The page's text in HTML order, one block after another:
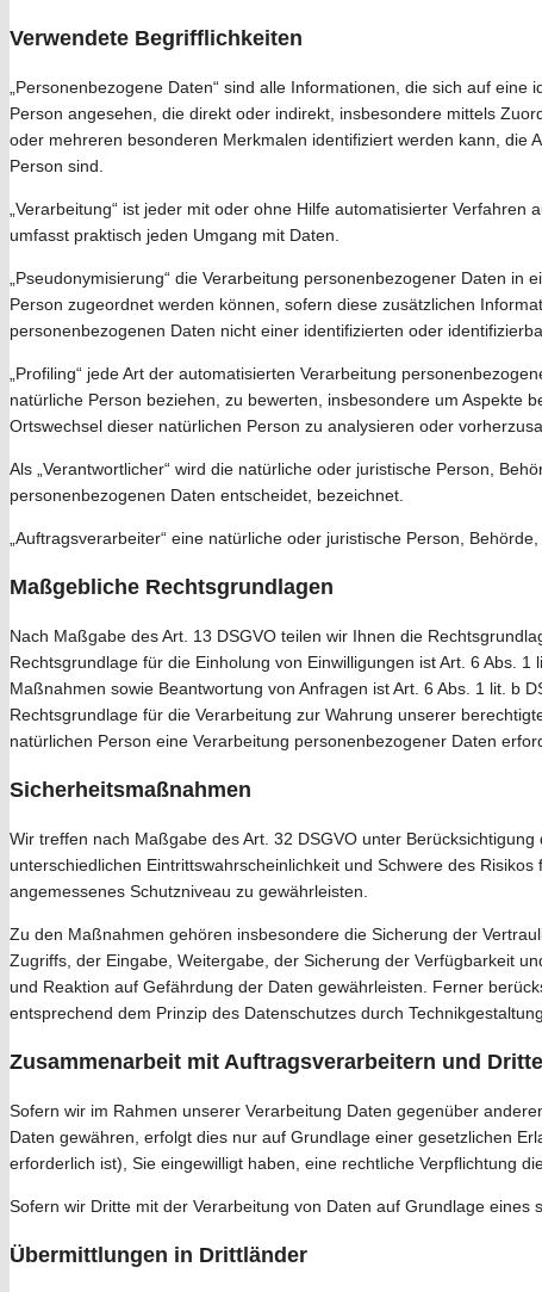
Verwendete Begrifflichkeiten
„Personenbezogene Daten“ sind alle Informationen, die sich auf
Person angesehen, die direkt oder indirekt, insbesondere mittels
oder mehreren besonderen Merkmalen identifiziert werden kann, die
Person sind.
„Verarbeitung“ ist jeder mit oder ohne Hilfe automatisierter
umfasst praktisch jeden Umgang mit Daten.
„Pseudonymisierung“ die Verarbeitung personenbezogener Daten
Person zugeordnet werden können, sofern diese zusätzlichen
personenbezogenen Daten nicht einer identifizierten oder
„Profiling“ jede Art der automatisierten Verarbeitung
natürliche Person beziehen, zu bewerten, insbesondere um Aspekte
Ortswechsel dieser natürlichen Person zu analysieren oder
Als „Verantwortlicher“ wird die natürliche oder juristische Person,
personenbezogenen Daten entscheidet, bezeichnet.
„Auftragsverarbeiter“ eine natürliche oder juristische Person,
Maßgebliche Rechtsgrundlagen
Nach Maßgabe des Art. 13 DSGVO teilen wir Ihnen die
Rechtsgrundlage für die Einholung von Einwilligungen ist Art. 6 Abs.
Maßnahmen sowie Beantwortung von Anfragen ist Art. 6 Abs. 1 lit. b
Rechtsgrundlage für die Verarbeitung zur Wahrung unserer
natürlichen Person eine Verarbeitung personenbezogener Daten
Sicherheitsmaßnahmen
Wir treffen nach Maßgabe des Art. 32 DSGVO unter
unterschiedlichen Eintrittswahrscheinlichkeit und Schwere des
angemessenes Schutzniveau zu gewährleisten.
Zu den Maßnahmen gehören insbesondere die Sicherung der
Zugriffs, der Eingabe, Weitergabe, der Sicherung der Verfügbarkeit
und Reaktion auf Gefährdung der Daten gewährleisten. Ferner
entsprechend dem Prinzip des Datenschutzes durch
Zusammenarbeit mit Auftragsverarbeitern und
Sofern wir im Rahmen unserer Verarbeitung Daten gegenüber
Daten gewähren, erfolgt dies nur auf Grundlage einer gesetzlichen
erforderlich ist), Sie eingewilligt haben, eine rechtliche Verpflichtung
Sofern wir Dritte mit der Verarbeitung von Daten auf Grundlage eines
Übermittlungen in Drittländer